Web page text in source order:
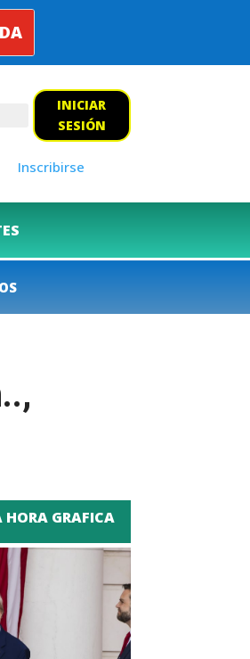
INICIAR
SESIÓN
Inscribirse
GRAFICA